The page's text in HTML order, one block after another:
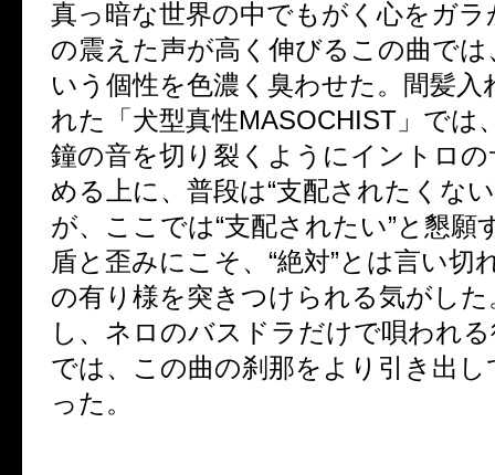
真っ暗な世界の中でもがく心をガ
の震えた声が高く伸びるこの曲では
いう個性を色濃く臭わせた。間髪入
れた「犬型真性MASOCHIST 」では
鐘の音を切り裂くようにイントロ
める上に、普段は“支配されたくな
が、ここでは“支配されたい”と懇願
盾と歪みにこそ、“絶対”とは言い切
の有り様を突きつけられる気がし
し、ネロのバスドラだけで唄われ
では、この曲の刹那をより引き出
った。